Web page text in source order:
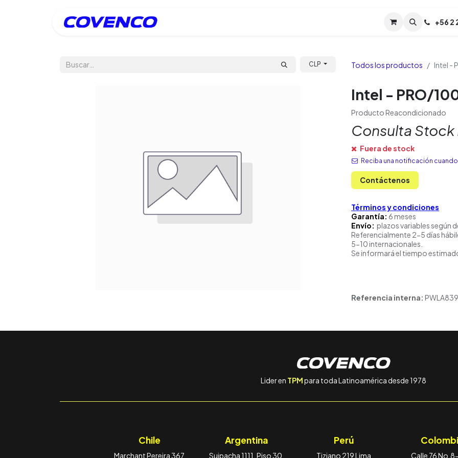
Soporte TPM (CL) +56 2
CLP Todos los productos Intel -
Intel - PRO/
Producto Reacondicionado
Consulta
Fuera de stock
Reciba una notificación
Contáctenos
Términos y condiciones
Garantía: 6 meses
Envío: plazos variables según
Referencialmente 2-5 días
5-10 internacionales.
Se informará el tiempo
Referencia interna:
Lider en TPMpara toda Latinoamérica desde 1978
Chile
Marchant Pereira 367
Argentina
Suipacha 1111, Piso 30,
Perú
Tiziano 219 Lima Calle 76